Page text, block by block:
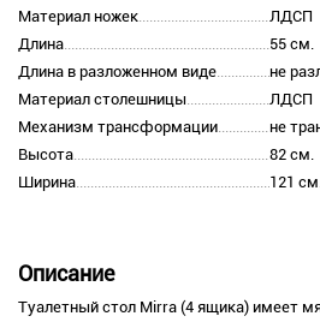
Материал ножек
ЛДСП
Длина
55 см.
Длина в разложенном виде
не
Материал столешницы
ЛДСП
Механизм трансформации
не
Высота
82 см.
Ширина
121
Описание
Туалетный стол Mirra (4 ящика) имеет